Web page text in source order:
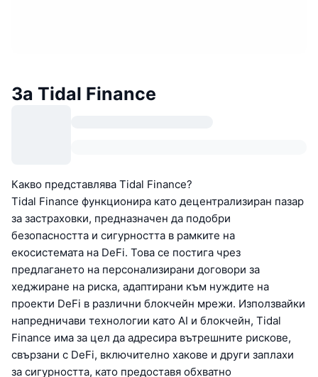
За Tidal Finance
Какво представлява Tidal Finance?
Tidal Finance функционира като децентрализиран пазар
за застраховки, предназначен да подобри
безопасността и сигурността в рамките на
екосистемата на DeFi. Това се постига чрез
предлагането на персонализирани договори за
хеджиране на риска, адаптирани към нуждите на
проекти DeFi в различни блокчейн мрежи. Използвайки
напредничави технологии като AI и блокчейн, Tidal
Finance има за цел да адресира вътрешните рискове,
свързани с DeFi, включително хакове и други заплахи
за сигурността, като предоставя обхватно